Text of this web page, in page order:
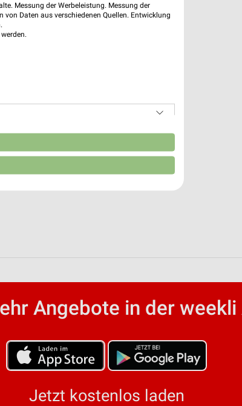
Angebote in der weekli
Jetzt kostenlos laden
Messung der Werbeleistung. Messung der
Daten aus verschiedenen Quellen. Entwicklung
aus verschiedenen